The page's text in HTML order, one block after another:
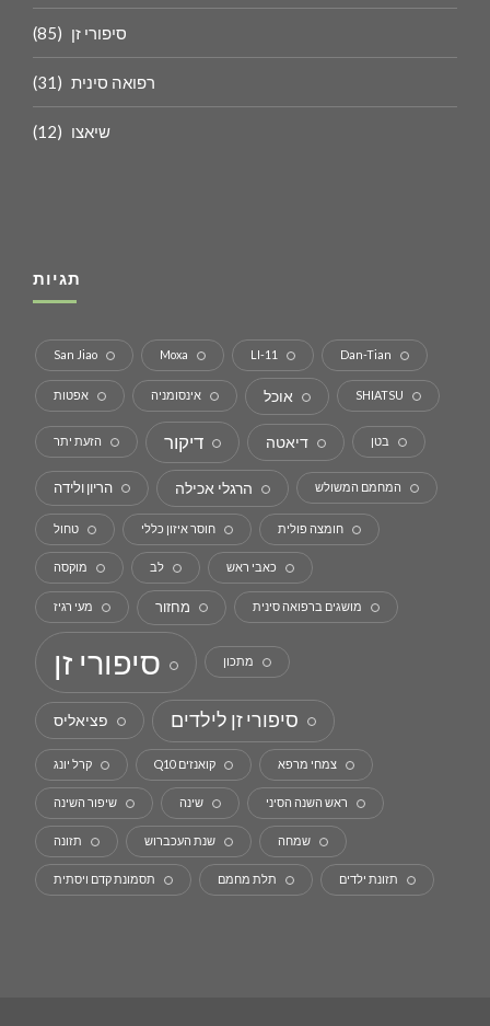
סיפורי זן (85)
רפואה סינית (31)
שיאצו (12)
תגיות
Dan-Tian
LI-11
Moxa
San Jiao
SHIATSU אוכל אינסומניה אפטות
בטן דיאטה דיקור הזעת יתר
המחמם המשולש הרגלי אכילה הריון ולידה
חומצה פולית חוסר איזון כללי טחול
כאבי ראש לב מוקסה
מושגים ברפואה סינית מחזור מעי רגיז
מתכון סיפורי זן
סיפורי זן לילדים פציאליס
צמחי מרפא קואנזים Q10 קרל יונג
ראש השנה הסיני שינה שיפור השינה
שמחה שנת העכברוש תזונה
תזונת ילדים תלת מחמם תסמונת קדם ויסתית